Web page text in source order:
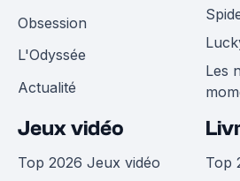
Obsession
L'Odyssée
Actualité
Les
Jeux vidéo
Top 2026 Jeux vidéo
Top